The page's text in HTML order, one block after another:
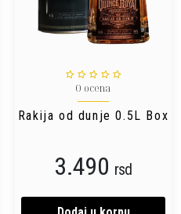
0 ocena
Rakija od dunje 0.5L Box
3.490 rsd